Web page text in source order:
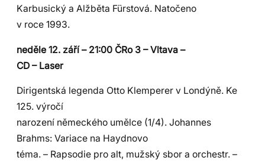
Karbusický a Alžběta Fürstová. Natočeno
v roce 1993.
neděle 12. září – 21:00 ČRo 3 – Vltava –
CD – Laser
Dirigentská legenda Otto Klemperer v Londýně. Ke
125. výročí
narození německého umělce (1/4). Johannes
Brahms: Variace na Haydnovo
téma. – Rapsodie pro alt, mužský sbor a orchestr. –